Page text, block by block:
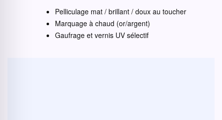
Pelliculage mat / brillant / doux au toucher
Marquage à chaud (or/argent)
Gaufrage et vernis UV sélectif